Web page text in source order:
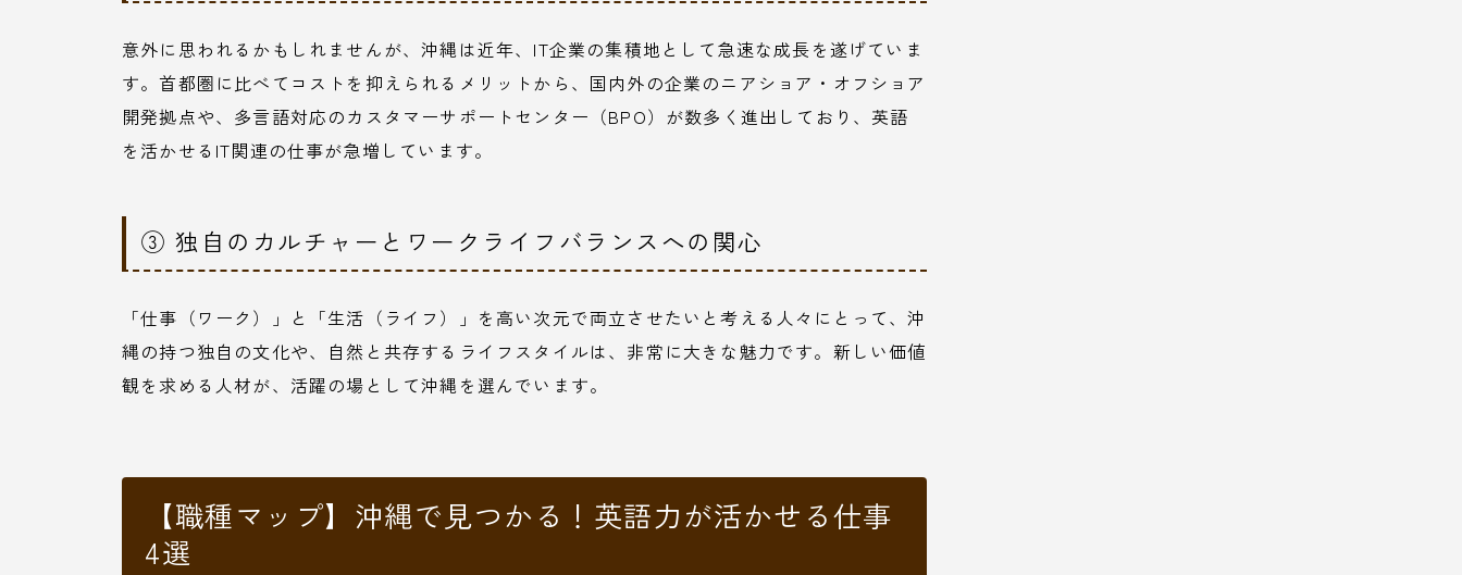
意外に思われるかもしれませんが、沖縄は近年、IT企業の集積地として急速な成長を遂げていま
す。首都圏に比べてコストを抑えられるメリットから、国内外の企業のニアショア・オフショア
開発拠点や、多言語対応のカスタマーサポートセンター（BPO）が数多く進出しており、英語
を活かせるIT関連の仕事が急増しています。
③ 独自のカルチャーとワークライフバランスへの関心
「仕事（ワーク）」と「生活（ライフ）」を高い次元で両立させたいと考える人々にとって、沖
縄の持つ独自の文化や、自然と共存するライフスタイルは、非常に大きな魅力です。新しい価値
観を求める人材が、活躍の場として沖縄を選んでいます。
【職種マップ】沖縄で見つかる！英語力が活かせる仕事
4選